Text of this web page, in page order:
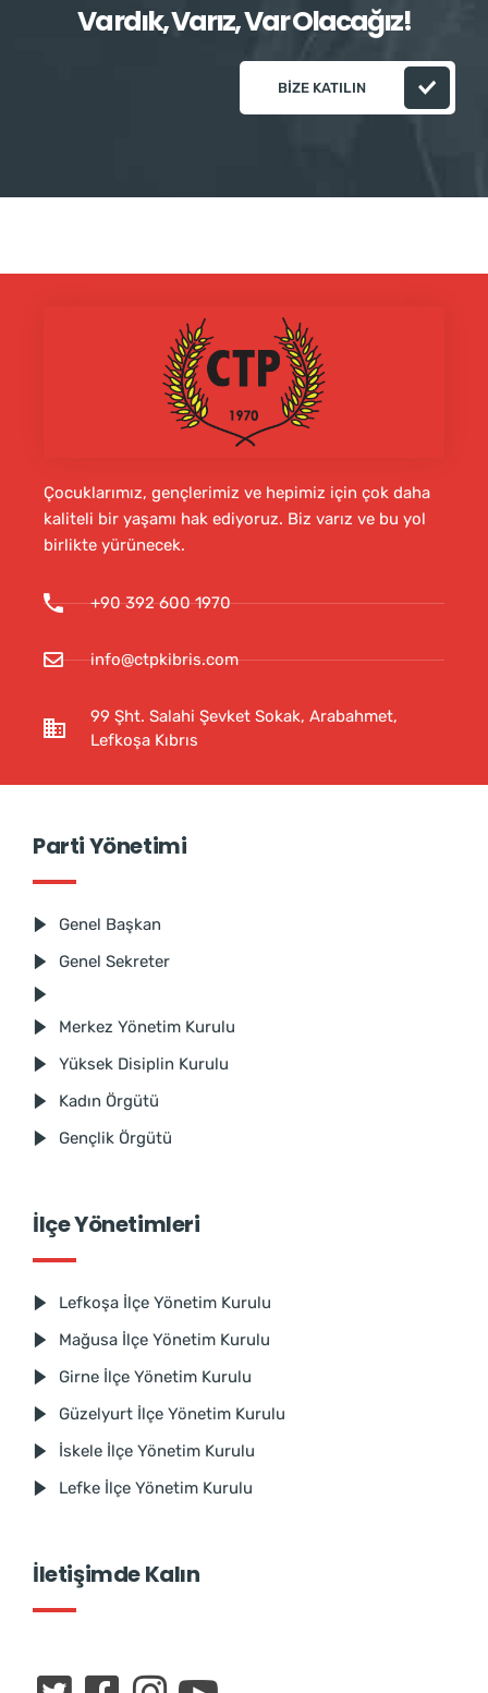
Vardık, Varız, Var Olacağız!
BIZE KATILIN
Çocuklarımız, gençlerimiz ve hepimiz için çok daha
kaliteli bir yaşamı hak ediyoruz. Biz varız ve bu yol
birlikte yürünecek.
+90 392 600 1970
info@ctpkibris.com
99 Şht. Salahi Şevket Sokak, Arabahmet,
Lefkoşa Kıbrıs
Parti Yönetimi
Genel Başkan
Genel Sekreter
Merkez Yönetim Kurulu
Yüksek Disiplin Kurulu
Kadın Örgütü
Gençlik Örgütü
İlçe Yönetimleri
Lefkoşa İlçe Yönetim Kurulu
Mağusa İlçe Yönetim Kurulu
Girne İlçe Yönetim Kurulu
Güzelyurt İlçe Yönetim Kurulu
İskele İlçe Yönetim Kurulu
Lefke İlçe Yönetim Kurulu
İletişimde Kalın